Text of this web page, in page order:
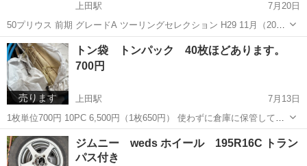
上田駅
7月20日
50プリウス 前期 グレードA ツーリングセレクション H29 11月（2017
11月） クルコンあり 13万キロ 車検 R9 2月 不具合なし 車高調 自動車
税支払い済 名変まで3万預かります 現金一括
長野 上田市 上田駅 プリウス 前期
売ります
トン袋 トンパック 40枚ほどあります。
700円
上田駅
7月13日
1枚単位700円 10PC 6,500円（1枚650円） 使わずに倉庫に保管してあ
ったものです。
長野 上田市
ジムニー weds ホイール 195R16C トラン
パス付き